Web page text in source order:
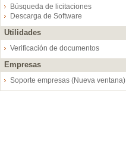
Búsqueda de licitaciones
Descarga de Software
Utilidades
Verificación de documentos
Empresas
Soporte empresas (Nueva ventana)